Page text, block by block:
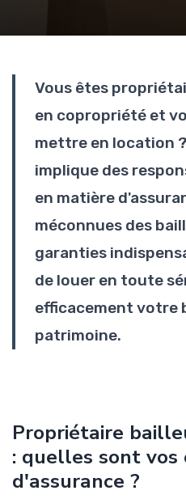
Vous êtes
en copropriété et
mettre en location
implique des
en matière
méconnues des
garanties
de louer en toute
efficacement votre
patrimoine.
Propriétaire
: quelles sont
d'assurance ?